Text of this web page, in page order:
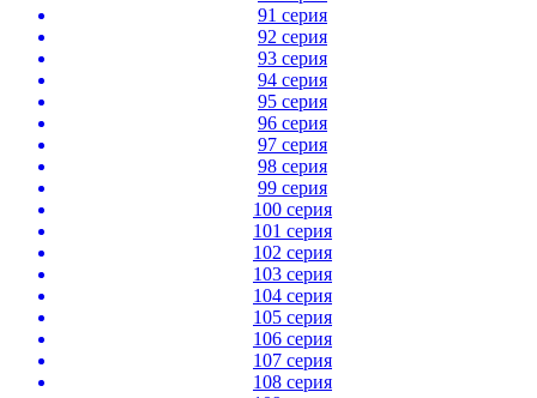
91 серия
92 серия
93 серия
94 серия
95 серия
96 серия
97 серия
98 серия
99 серия
100 серия
101 серия
102 серия
103 серия
104 серия
105 серия
106 серия
107 серия
108 серия